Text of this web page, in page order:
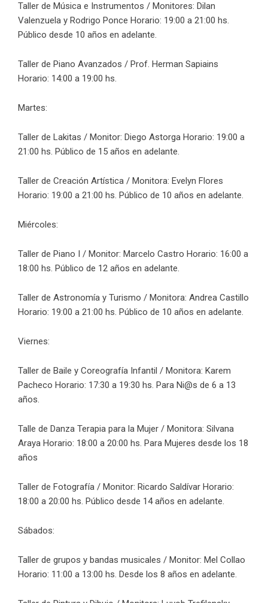
Taller de Música e Instrumentos / Monitores: Dilan
Valenzuela y Rodrigo Ponce Horario: 19:00 a 21:00 hs.
Público desde 10 años en adelante.
Taller de Piano Avanzados / Prof. Herman Sapiains
Horario: 14:00 a 19:00 hs.
Martes:
Taller de Lakitas / Monitor: Diego Astorga Horario: 19:00 a
21:00 hs. Público de 15 años en adelante.
Taller de Creación Artística / Monitora: Evelyn Flores
Horario: 19:00 a 21:00 hs. Público de 10 años en adelante.
Miércoles:
Taller de Piano I / Monitor: Marcelo Castro Horario: 16:00 a
18:00 hs. Público de 12 años en adelante.
Taller de Astronomía y Turismo / Monitora: Andrea Castillo
Horario: 19:00 a 21:00 hs. Público de 10 años en adelante.
Viernes:
Taller de Baile y Coreografía Infantil / Monitora: Karem
Pacheco Horario: 17:30 a 19:30 hs. Para Ni@s de 6 a 13
años.
Talle de Danza Terapia para la Mujer / Monitora: Silvana
Araya Horario: 18:00 a 20:00 hs. Para Mujeres desde los 18
años
Taller de Fotografía / Monitor: Ricardo Saldívar Horario:
18:00 a 20:00 hs. Público desde 14 años en adelante.
Sábados:
Taller de grupos y bandas musicales / Monitor: Mel Collao
Horario: 11:00 a 13:00 hs. Desde los 8 años en adelante.